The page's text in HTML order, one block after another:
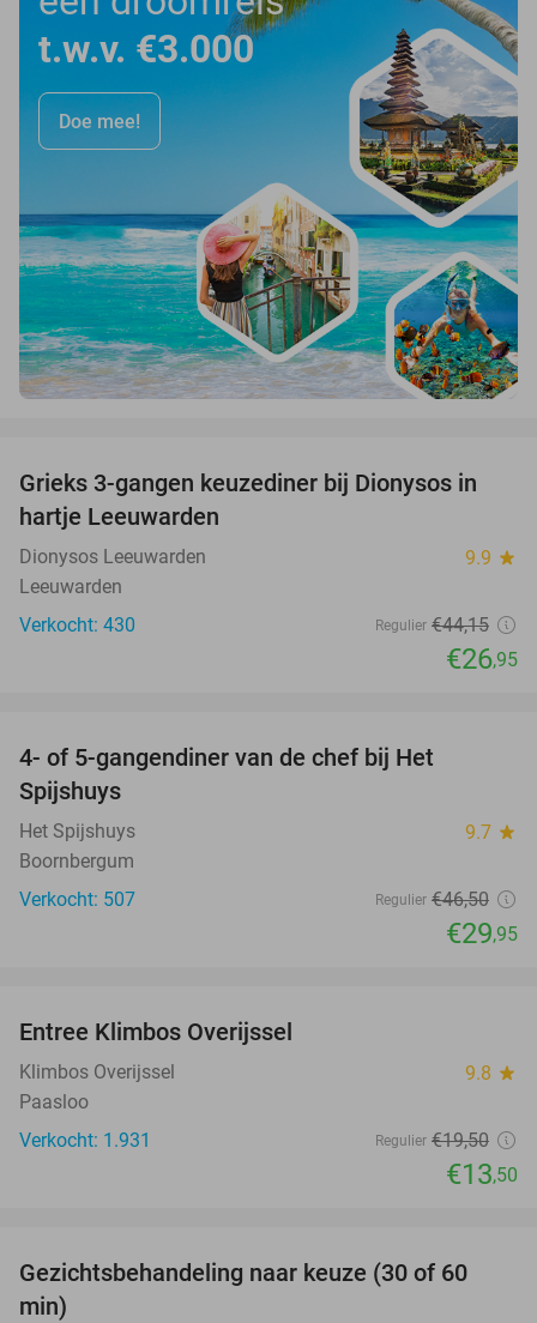
t.w.v. €3.000
Doe mee!
39%
Grieks 3-gangen keuzediner bij Dionysos in
hartje Leeuwarden
Dionysos Leeuwarden 9.9 star
Leeuwarden
Verkocht: 430
Regulier €44,15
€26,95
4- of 5-gangendiner van de chef bij Het
Spijshuys
Het Spijshuys 9.7 star
Boornbergum
Verkocht: 507
Regulier €46,50
€29,95
Entree Klimbos Overijssel
Klimbos Overijssel 9.8 star
Paasloo
Verkocht: 1.931
Regulier €19,50
€13,50
51%
Gezichtsbehandeling naar keuze (30 of 60
min)